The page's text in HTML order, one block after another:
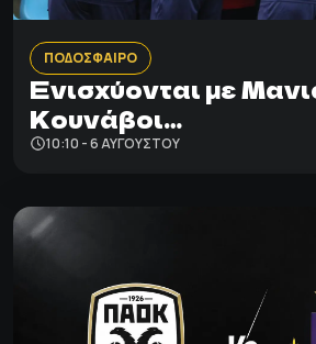
ΠΟΔΟΣΦΑΙΡΟ
Ενισχύονται με
Κουνάβοι…
10:10 - 6 ΑΥΓΟΎΣΤΟΥ